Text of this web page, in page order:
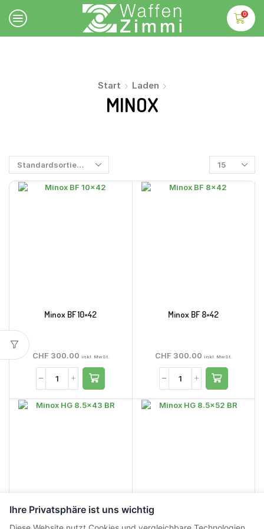
0
Start Laden
MINOX
Minox BF 10×42
CHF 300.00 inkl. MwSt.
Minox BF 8×42
CHF 300.00 inkl. MwSt.
Ihre Privatsphäre ist uns wichtig